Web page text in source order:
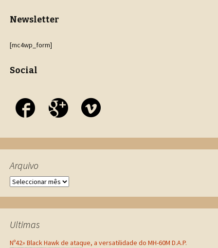
Newsletter
[mc4wp_form]
Social
Arquivo
Ultimas
Nº42» Black Hawk de ataque, a versatilidade do MH-60M D.A.P.